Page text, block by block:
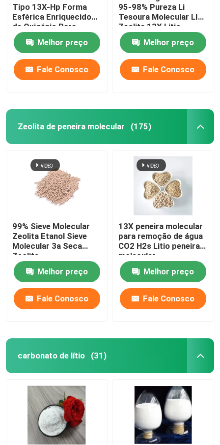
Agentes auxiliares químicos
Tipo 13X-Hp Forma
Esférica Enriquecido
de Oxigénio Para
Medicina
Melhor preço
Fale Conosco
95-98% Pureza Li
Tesoura Molecular LIX
Zeolita 13X Litio
Zeolita Oxigénio Para
Concentrador de
Oxigénio
Melhor preço
Fale Conosco
Zeolita de peneira molecular (175)
99% Sieve Molecular
Zeolita Etanol Sieve
Molecular 3a Seca
Zeolita
Melhor preço
Fale Conosco
13X peneira molecular
para remoção de água
CO2 H2s Litio peneira
molecular
Melhor preço
Fale Conosco
carbonato de lítio (31)